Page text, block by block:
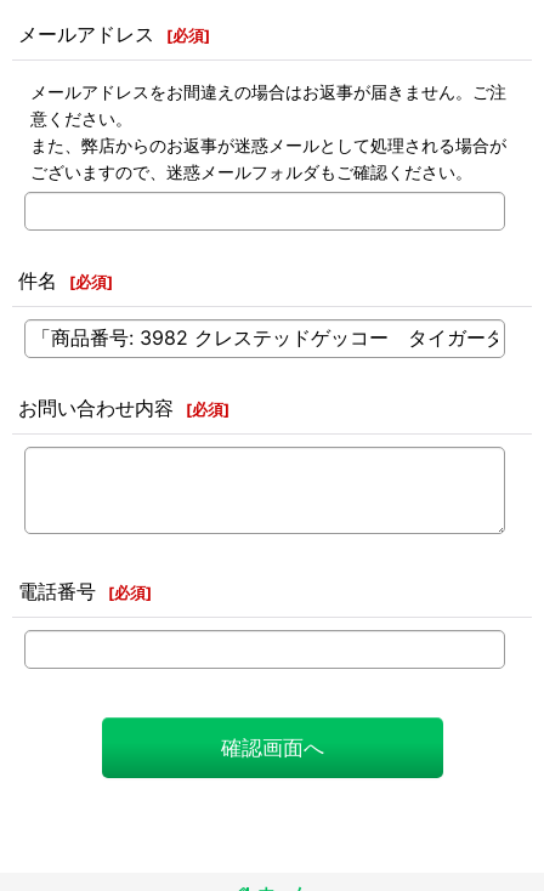
メールアドレス [必須]
メールアドレスをお間違えの場合はお返事が届きません。ご注
意ください。
また、弊店からのお返事が迷惑メールとして処理される場合が
ございますので、迷惑メールフォルダもご確認ください。
件名 [必須]
お問い合わせ内容 [必須]
電話番号 [必須]
確認画面へ